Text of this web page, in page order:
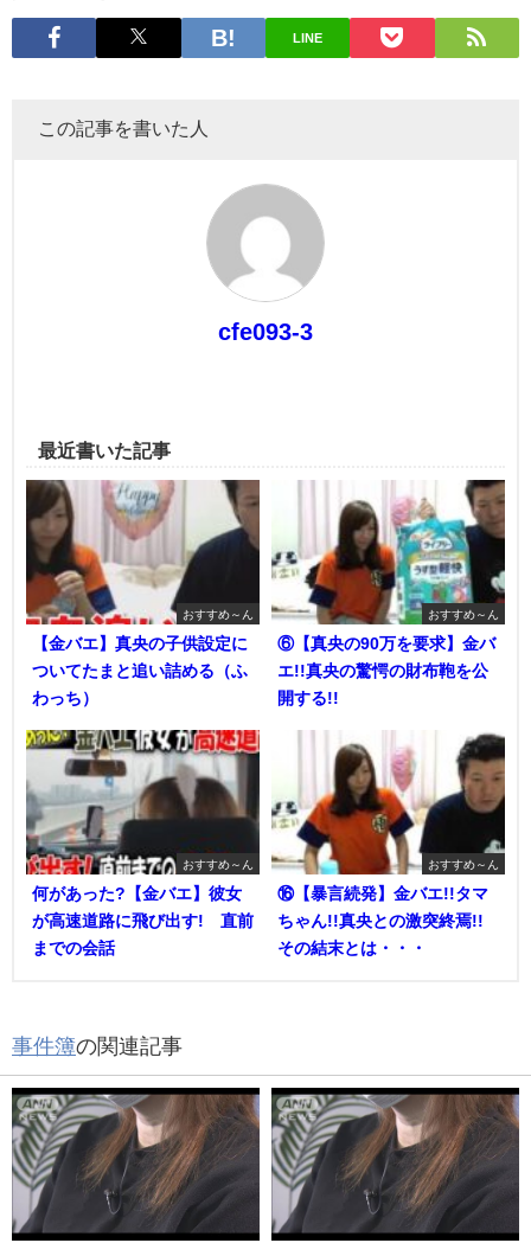
LINE
この記事を書いた人
cfe093-3
最近書いた記事
おすすめ～ん
【金バエ】真央の子供設定に
ついてたまと追い詰める（ふ
わっち）
おすすめ～ん
⑥【真央の90万を要求】金バ
エ!!真央の驚愕の財布鞄を公
開する!!
おすすめ～ん
何があった?【金バエ】彼女
が高速道路に飛び出す! 直前
までの会話
おすすめ～ん
⑯【暴言続発】金バエ!!タマ
ちゃん!!真央との激突終焉!!
その結末とは・・・
事件簿の関連記事